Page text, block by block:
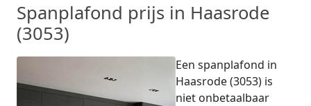
Spanplafond prijs in Haasrode
(3053)
Een spanplafond in
Haasrode (3053) is
niet onbetaalbaar